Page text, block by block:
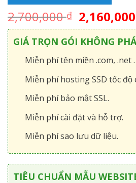
2,700,000₫
GIÁ TRỌN GÓI KHÔNG
Miễn phí tên miền .com, .net .
Miễn phí hosting SSD tốc độ
Miễn phí bảo mật SSL.
Miễn phí cài đặt và hỗ trợ.
Miễn phí sao lưu dữ liệu.
TIÊU CHUẨN MẪU